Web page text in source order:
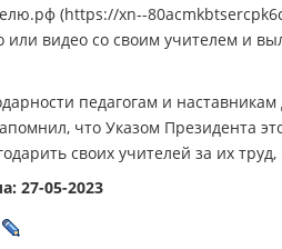
(https://xn--
или видео со своим учителем и
педагогам и
что Указом Президента
своих учителей за их
27-05-2023